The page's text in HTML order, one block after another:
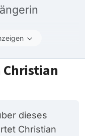
Christian
dieses
Christian